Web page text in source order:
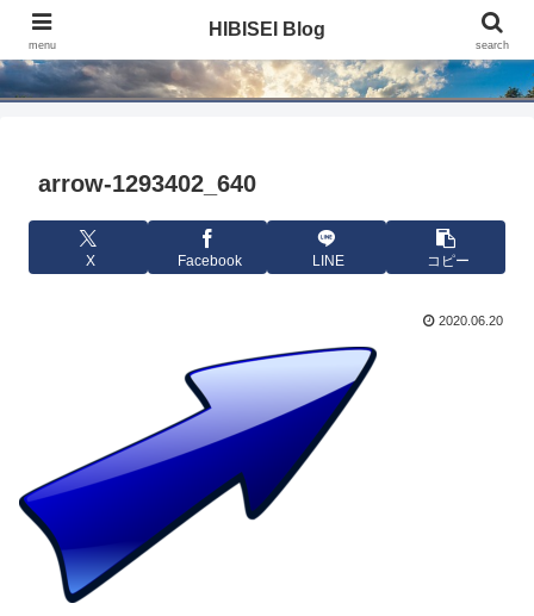
HIBISEI Blog
arrow-1293402_640
X Facebook LINE コピー
2020.06.20
menu
HIBISEI Blog
search